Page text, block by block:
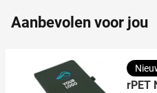
Aanbevolen voor jou
rPET